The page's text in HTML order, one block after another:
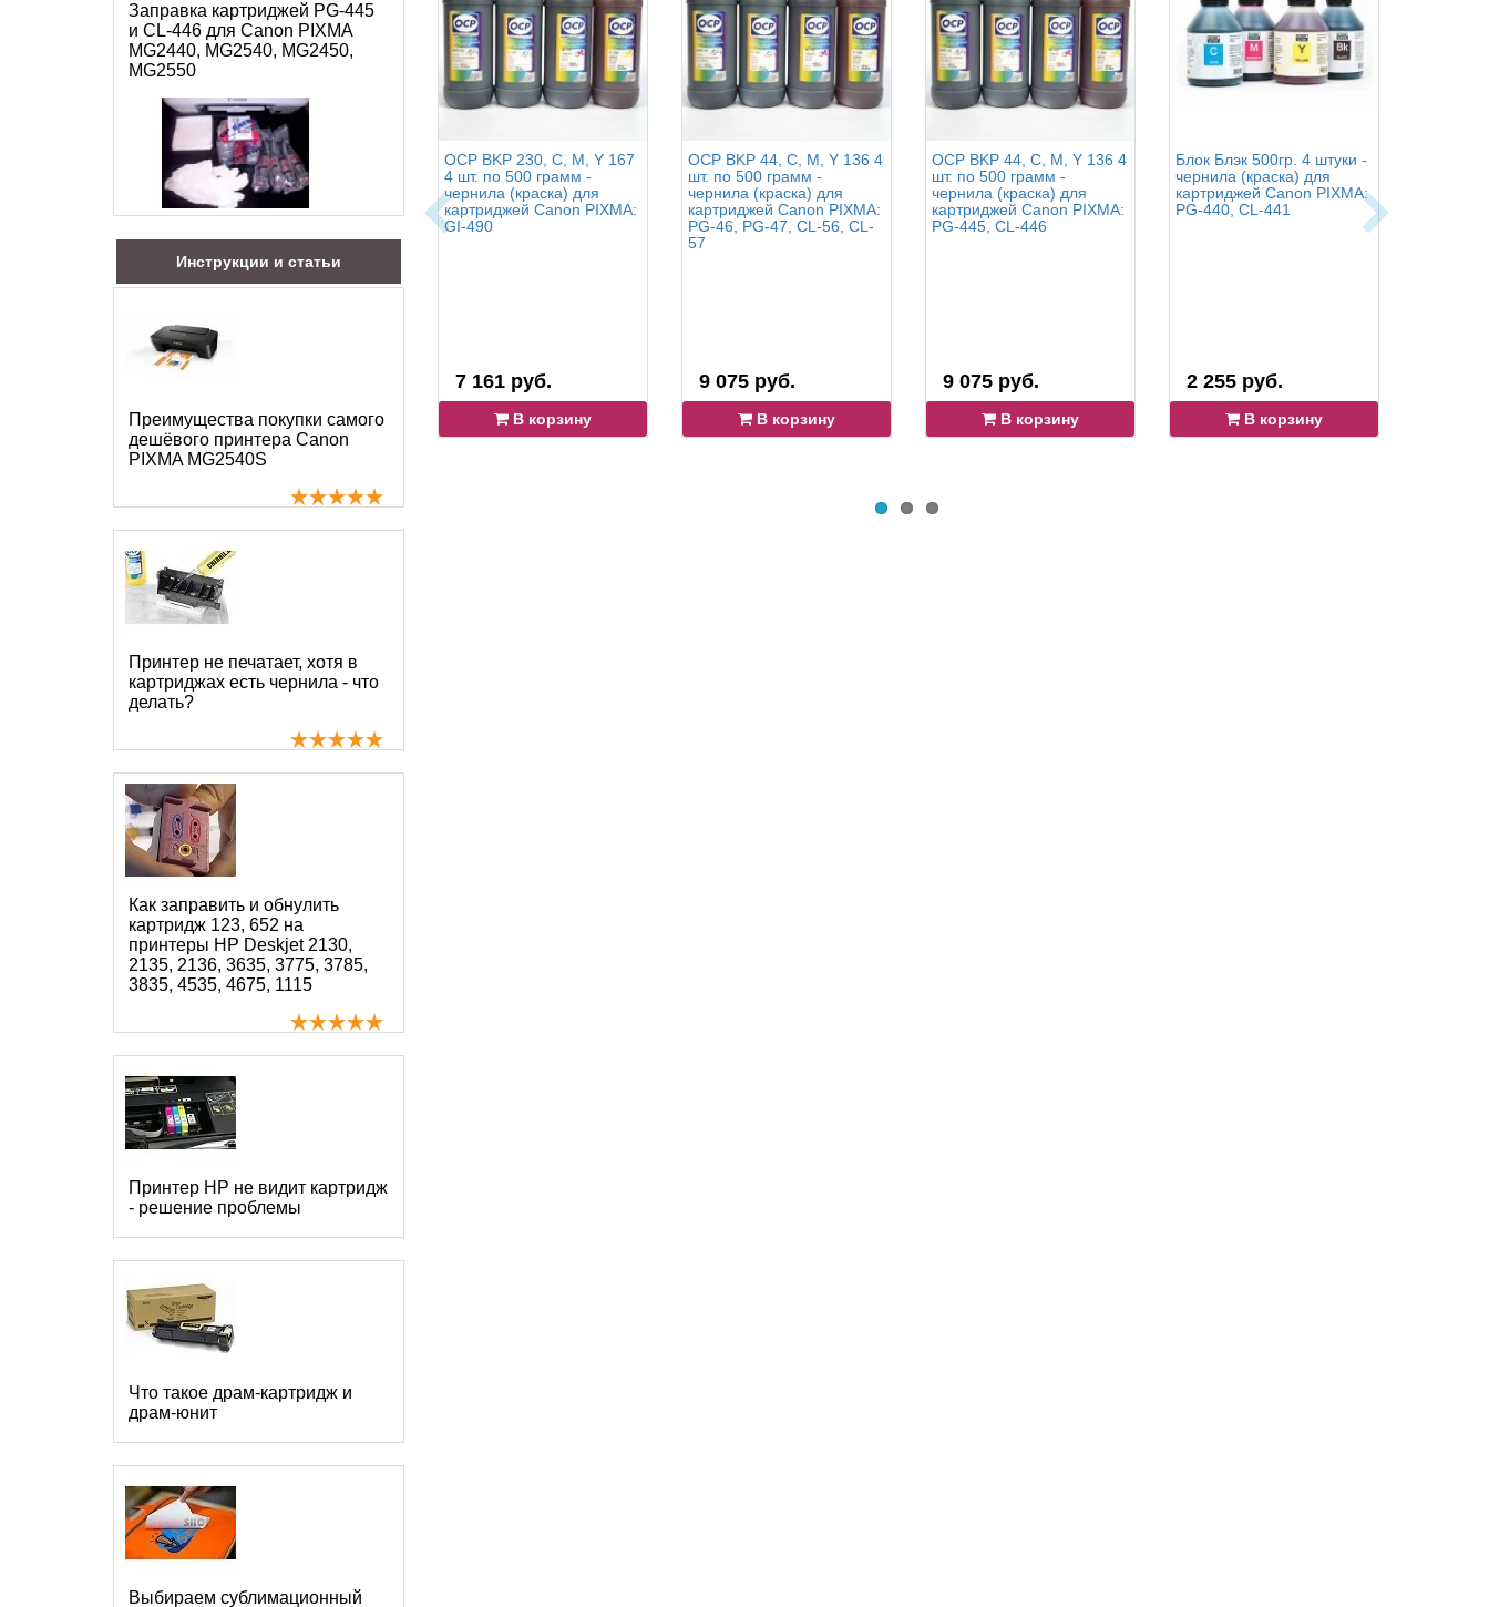
Заправка картриджей PG-445
и CL-446 для Canon PIXMA
MG2440, MG2540, MG2450,
MG2550
Инструкции и статьи
Преимущества покупки самого
дешёвого принтера Canon
PIXMA MG2540S
Принтер не печатает, хотя в
картриджах есть чернила - что
делать?
Как заправить и обнулить
картридж 123, 652 на
принтеры HP Deskjet 2130,
2135, 2136, 3635, 3775, 3785,
3835, 4535, 4675, 1115
Принтер HP не видит картридж
- решение проблемы
Что такое драм-картридж и
драм-юнит
Выбираем сублимационный
OCP BKP 230, C, M, Y 167
4 шт. по 500 грамм -
чернила (краска) для
картриджей Canon PIXMA:
GI-490
7 161 руб.
В корзину
OCP BKP 44, C, M, Y 136 4
шт. по 500 грамм -
чернила (краска) для
картриджей Canon PIXMA:
PG-46, PG-47, CL-56, CL-
57
9 075 руб.
В корзину
OCP BKP 44, C, M, Y 136 4
шт. по 500 грамм -
чернила (краска) для
картриджей Canon PIXMA:
PG-445, CL-446
9 075 руб.
В корзину
Блок Блэк 500гр. 4 штуки -
чернила (краска) для
картриджей Canon PIXMA:
PG-440, CL-441
2 255 руб.
В корзину